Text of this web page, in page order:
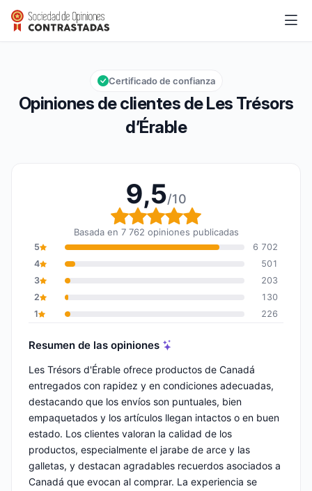
Les Trésors d’Érable
Calificación global: 9,5 de 10
9,5/10
Opiniones de clientes de Les Trésors
d’Érable
Certificado de confianza
9,5/10
Calificación global: 9,5
Basada en 7 762 opiniones publicadas
5
6 702
4
501
3
203
2
130
1
226
Resumen de las opiniones
Les Trésors d'Érable ofrece productos de Canadá
entregados con rapidez y en condiciones adecuadas,
destacando que los envíos son puntuales, bien
empaquetados y los artículos llegan intactos o en buen
estado. Los clientes valoran la calidad de los
productos, especialmente el jarabe de arce y las
galletas, y destacan agradables recuerdos asociados a
Canadá que evocan al comprar. La experiencia se